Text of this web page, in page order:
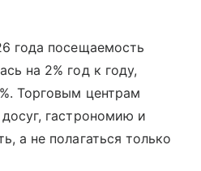
года посещаемость
на 2% год к году,
Торговым центрам
гастрономию и
а не полагаться только